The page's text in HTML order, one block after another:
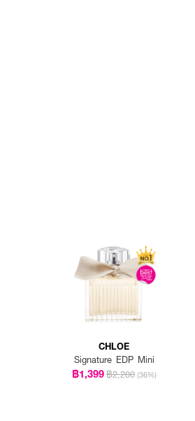
CHLOE
Signature EDP Mini
฿1,399฿2,200 (36%)